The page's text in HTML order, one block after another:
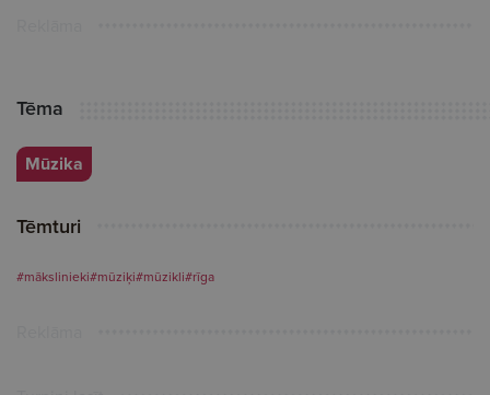
Tēma
Mūzika
Tēmturi
#mākslinieki#mūziķi#mūzikli#rīga